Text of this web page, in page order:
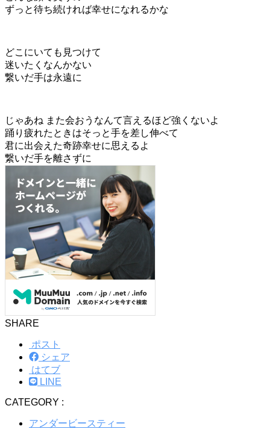
ずっと待ち続ければ幸せになれるかな
どこにいても見つけて
迷いたくなんかない
繋いだ手は永遠に
じゃあね また会おうなんて言えるほど強くないよ
踊り疲れたときはそっと手を差し伸べて
君に出会えた奇跡幸せに思えるよ
繋いだ手を離さずに
SHARE
ポスト
シェア
はてブ
LINE
CATEGORY :
アンダービースティー